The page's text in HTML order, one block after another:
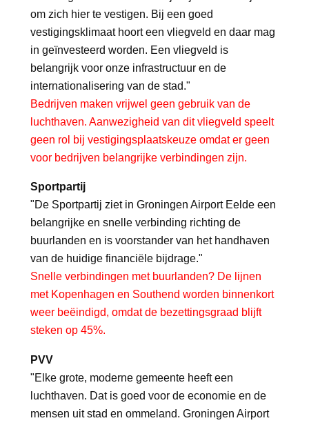
om zich hier te vestigen. Bij een goed
vestigingsklimaat hoort een vliegveld en daar mag
in geïnvesteerd worden. Een vliegveld is
belangrijk voor onze infrastructuur en de
internationalisering van de stad."
Bedrijven maken vrijwel geen gebruik van de
luchthaven. Aanwezigheid van dit vliegveld speelt
geen rol bij vestigingsplaatskeuze omdat er geen
voor bedrijven belangrijke verbindingen zijn.
Sportpartij
"De Sportpartij ziet in Groningen Airport Eelde een
belangrijke en snelle verbinding richting de
buurlanden en is voorstander van het handhaven
van de huidige financiële bijdrage."
Snelle verbindingen met buurlanden? De lijnen
met Kopenhagen en Southend worden binnenkort
weer beëindigd, omdat de bezettingsgraad blijft
steken op 45%.
PVV
"Elke grote, moderne gemeente heeft een
luchthaven. Dat is goed voor de economie en de
mensen uit stad en ommeland. Groningen Airport